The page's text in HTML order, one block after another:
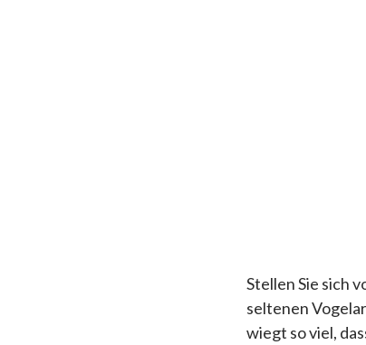
Stellen Sie sich
seltenen
wiegt so viel,